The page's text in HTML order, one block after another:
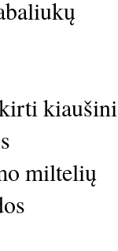
miltelių